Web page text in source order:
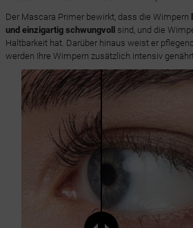
Der Mascara Primer bewirkt, dass die Wimpern
und einzigartig schwungvollsind, und die
Haltbarkeit hat. Darüber hinaus weist er
werden Ihre Wimpern zusätzlich intensiv